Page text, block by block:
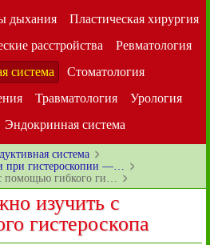
дыхания
Пластическая хирургия
расстройства
Ревматология
система
Стоматология
Травматология
Урология
Эндокринная система
система
при гистероскопии —…
помощью гибкого ги…
изучить с
гистероскопа